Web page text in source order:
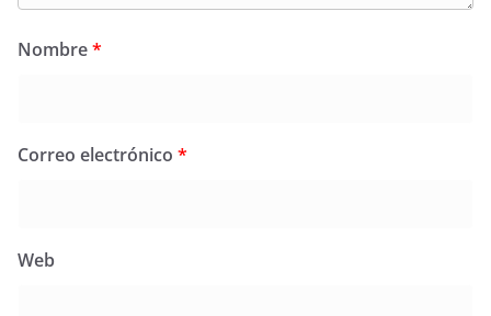
Nombre*
Correo electrónico *
Web